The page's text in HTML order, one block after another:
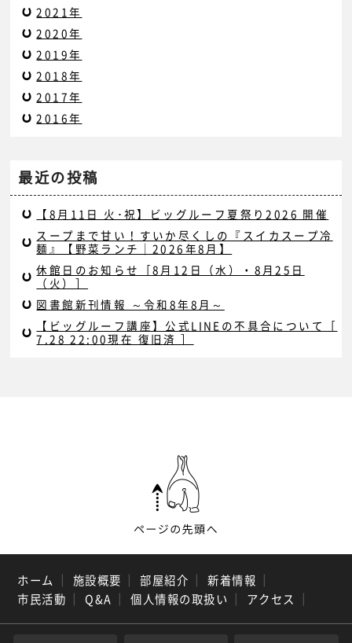
2021年
2020年
2019年
2018年
2017年
2016年
最近の投稿
【8月11日 火･祝】ビッグルーフ夏祭り2026 開催
スープまで甘い！すいか尽くしの『スイカスープ冷
麺』【野菜ランチ｜2026年8月】
休館日のお知らせ［8月12日（水）・8月25日
（火）］
図書館新刊情報 ～令和8年8月～
【ビッグルーフ講座】公式LINEの不具合について［
7.28 22:00現在 復旧済 ］
ホーム ｜ 施設概要 ｜ 部屋紹介 ｜ 新着情報 ｜
市民活動 ｜ Q&A ｜ 個人情報の取扱い ｜ アクセス ｜